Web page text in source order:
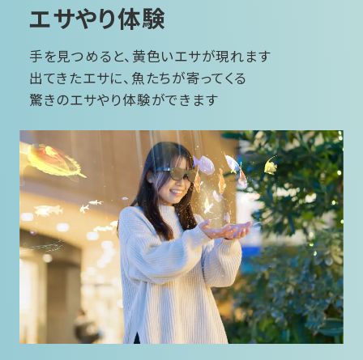
エサやり体験
手を見つめると、黄色いエサが現れます
出てきたエサに、魚たちが寄ってくる
驚きのエサやり体験ができます